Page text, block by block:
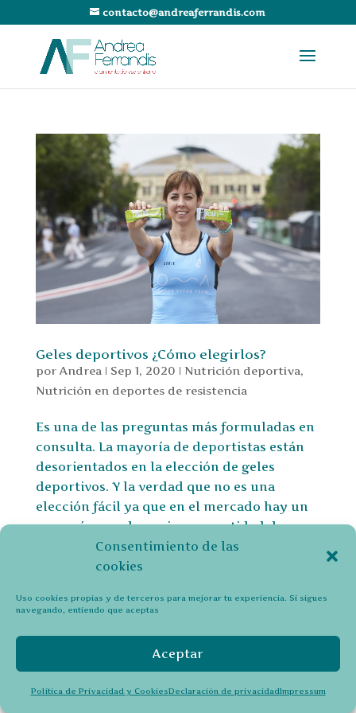
Consentimiento de las
cookies
Uso cookies propias y de terceros para mejorar tu experiencia. Si sigues
navegando, entiendo que aceptas
Aceptar
Política de Privacidad y CookiesDeclaración de privacidadImpressum
contacto@andreaferrandis.com
Geles deportivos ¿Cómo elegirlos?
por Andrea | Sep 1, 2020 | Nutrición deportiva,
Nutrición en deportes de resistencia
Es una de las preguntas más formuladas en
consulta. La mayoría de deportistas están
desorientados en la elección de geles
deportivos. Y la verdad que no es una
elección fácil ya que en el mercado hay un
gran número de opciones, cantidad de
marcas, tipo de...
Política de Privacidad y Cookies (UE)
© 2026 Andrea Ferrandis